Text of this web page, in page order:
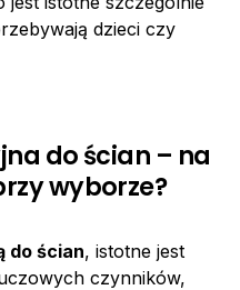
dzieci czy
do ścian – na
wyborze?
do ścian, istotne jest
czynników,